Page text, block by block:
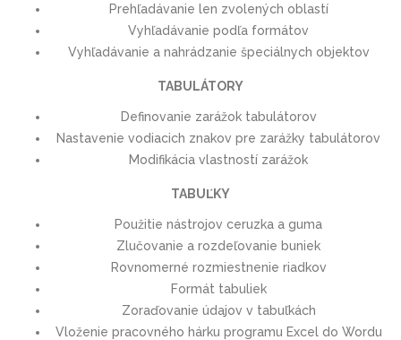
Prehľadávanie len zvolených oblastí
Vyhľadávanie podľa formátov
Vyhľadávanie a nahrádzanie špeciálnych objektov
TABULÁTORY
Definovanie zarážok tabulátorov
Nastavenie vodiacich znakov pre zarážky tabulátorov
Modifikácia vlastností zarážok
TABUĽKY
Použitie nástrojov ceruzka a guma
Zlučovanie a rozdeľovanie buniek
Rovnomerné rozmiestnenie riadkov
Formát tabuliek
Zoraďovanie údajov v tabuľkách
Vloženie pracovného hárku programu Excel do Wordu